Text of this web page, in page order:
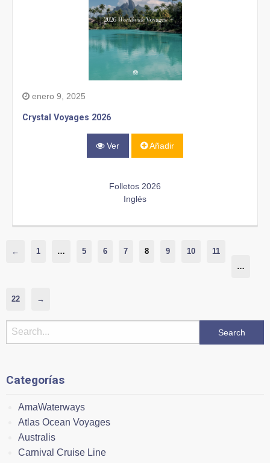
enero 9, 2025
Crystal Voyages 2026
Ver Añadir
Folletos 2026
Inglés
← 1 … 5 6 7 8 9 10
11
…
22 →
Categorías
AmaWaterways
Atlas Ocean Voyages
Australis
Carnival Cruise Line